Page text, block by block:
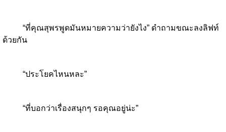
“ที่คุณสุพรพูดมันหมายความว่ายังไง” ดำถามขณะลงลิฟท์
ด้วยกัน
“ประโยคไหนหละ”
“ที่บอกว่าเรื่องสนุกๆ รอคุณอยู่น่ะ”